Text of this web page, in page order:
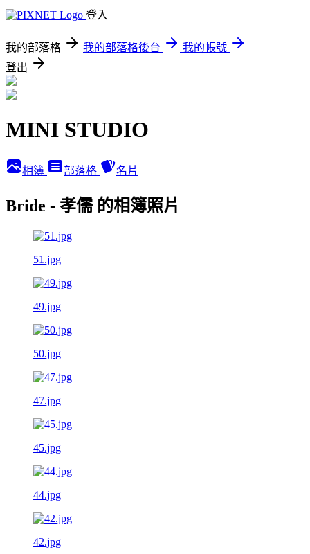
登入
我的部落格 我的部落格後台
我的帳號
登出
MINI STUDIO
相簿 部落格 名片
Bride - 孝儒 的相簿照片
51.jpg
49.jpg
50.jpg
47.jpg
45.jpg
44.jpg
42.jpg